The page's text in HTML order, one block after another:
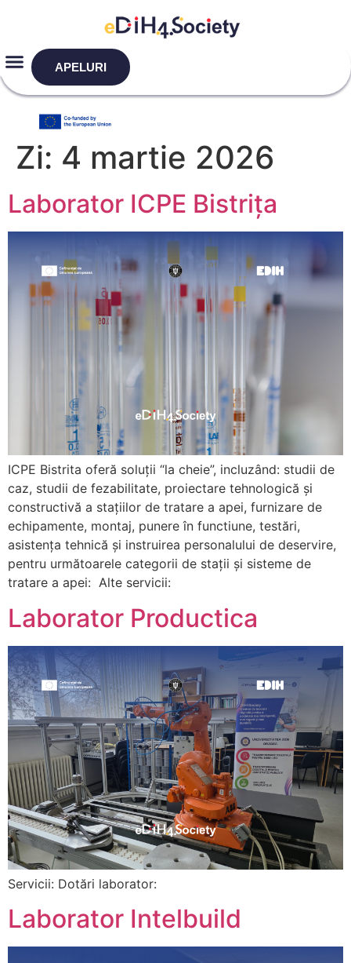
APELURI
Zi: 4 martie 2026
Laborator ICPE Bistrița
ICPE Bistrita oferă soluții “la cheie”, incluzând: studii de
caz, studii de fezabilitate, proiectare tehnologică şi
constructivă a staţiilor de tratare a apei, furnizare de
echipamente, montaj, punere în functiune, testări,
asistenţa tehnică şi instruirea personalului de deservire,
pentru următoarele categorii de staţii şi sisteme de
tratare a apei: Alte servicii:
Laborator Productica
Servicii: Dotări laborator:
Laborator Intelbuild